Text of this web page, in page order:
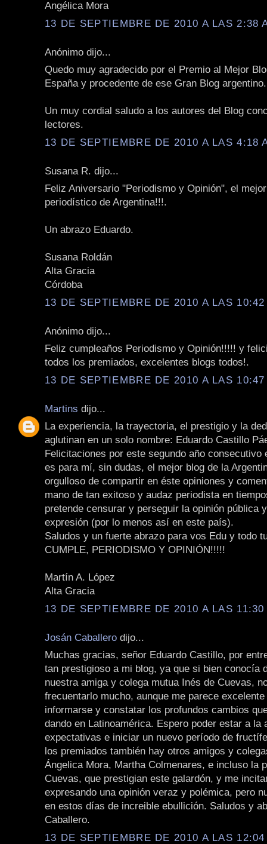
Angélica Mora
13 DE SEPTIEMBRE DE 2010 A LAS 2:38
Anónimo dijo...
Quedo muy agradecido por el Premio al Mejor
España y procedente de ese Gran Blog argentino.
Un muy cordial saludo a los autores del Blog
lectores.
13 DE SEPTIEMBRE DE 2010 A LAS 4:18
Susana R. dijo...
Feliz Aniversario "Periodismo y Opinión", el
periodístico de Argentina!!!.
Un abrazo Eduardo.
Susana Roldán
Alta Gracia
Córdoba
13 DE SEPTIEMBRE DE 2010 A LAS
Anónimo dijo...
Feliz cumpleaños Periodismo y Opinión!!!!! y
todos los premiados, excelentes blogs todos!.
13 DE SEPTIEMBRE DE 2010 A LAS
Martins dijo...
La experiencia, la trayectoria, el prestigio y la
aglutinan en un solo nombre: Eduardo Castillo
Felicitaciones por este segundo año consecutivo
es para mí, sin dudas, el mejor blog de la
orgulloso de compartir en éste opiniones y
mano de tan exitoso y audaz periodista en
pretende censurar y perseguir la opinión pública
expresión (por lo menos así en este país).
Saludos y un fuerte abrazo para vos Edu y todo
CUMPLE, PERIODISMO Y OPINIÓN!!!!!
Martín A. López
Alta Gracia
13 DE SEPTIEMBRE DE 2010 A LAS
Josán Caballero dijo...
Muchas gracias, señor Eduardo Castillo, por
tan prestigioso a mi blog, ya que si bien conocía
nuestra amiga y colega mutua Inés de Cuevas,
frecuentarlo mucho, aunque me parece
informarse y constatar los profundos cambios
dando en Latinoamérica. Espero poder estar a la
expectativas e iniciar un nuevo período de
los premiados también hay otros amigos y
Ángelica Mora, Martha Colmenares, e incluso la
Cuevas, que prestigian este galardón, y me
expresando una opinión veraz y polémica, pero
en estos días de increible ebullición. Saludos y
Caballero.
13 DE SEPTIEMBRE DE 2010 A LAS 12:04